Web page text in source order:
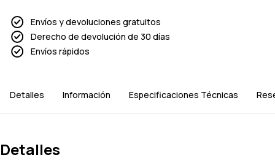
Envíos y devoluciones gratuitos
Derecho de devolución de 30 días
Envíos rápidos
Detalles Información Especificaciones Técnicas
Detalles